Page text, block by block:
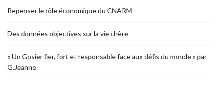
Repenser le rôle économique du CNARM
Des données objectives sur la vie chère
« Un Gosier fier, fort et responsable face aux défis du monde » par
G.Jeanne